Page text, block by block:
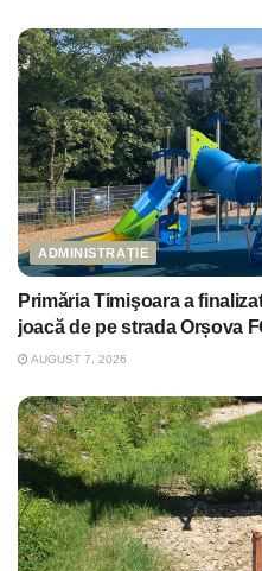
ADMINISTRAȚIE
Primăria Timişoara a
joacă de pe strada Orșova
AUGUST 7, 2026